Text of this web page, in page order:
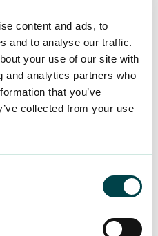
content and ads, to
and to analyse our traffic.
your use of our site with
and analytics partners who
that you’ve
collected from your use
782 €
1 798 €
1 700 €